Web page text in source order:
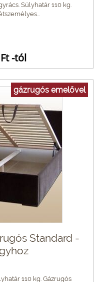
Súlyhatár 110 kg.
-tól
gázrugós emelővel
Standard -
110 kg. Gázrugós